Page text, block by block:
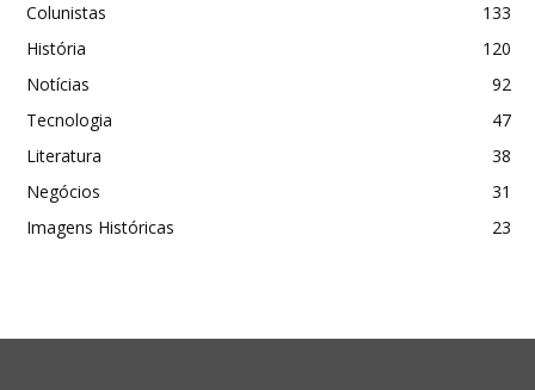
Colunistas
133
História
120
Notícias
92
Tecnologia
47
Literatura
38
Negócios
31
Imagens Históricas
23